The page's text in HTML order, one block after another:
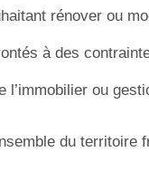
rénover ou
à des
l’immobilier ou
du